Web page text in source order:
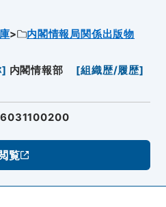
内閣情報局関係出版物
] 内閣情報部 [組織歴/履歴]
覧